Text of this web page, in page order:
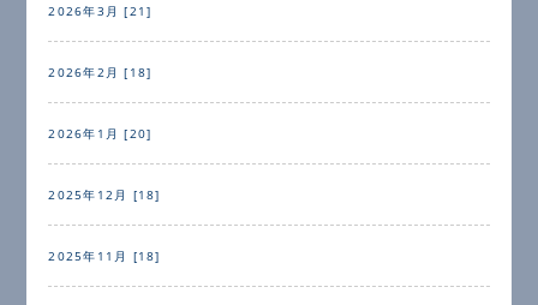
2026年3月 [21]
2026年2月 [18]
2026年1月 [20]
2025年12月 [18]
2025年11月 [18]